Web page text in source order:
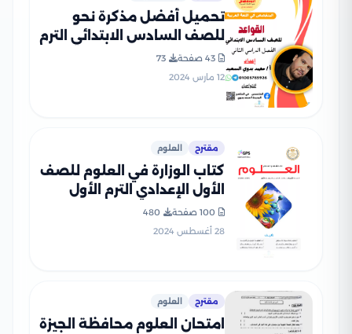
تحميل أفضل مذكرة نحو
للصف السادس الابتدائي الترم
المتخصص التعليمية)
43 صفحة
73
12 مارس 2024
مقترح العلوم
كتاب الوزارة في العلوم للصف
الأول الإعدادي الترم الأول
2025 بصيغة PDF
100 صفحة
480
28 أغسطس 2024
مقترح العلوم
امتحان العلوم محافظة الجيزة